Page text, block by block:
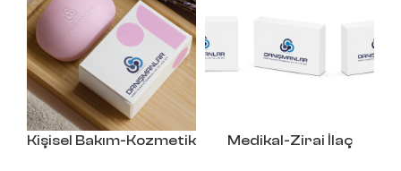
Kişisel Bakım-Kozmetik Medikal-Zirai İlaç